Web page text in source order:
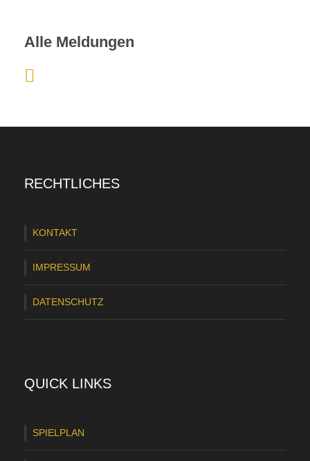
Alle Meldungen
C
d
L
ü
k
H
e
RECHTLICHES
KONTAKT
IMPRESSUM
DATENSCHUTZ
QUICK LINKS
SPIELPLAN